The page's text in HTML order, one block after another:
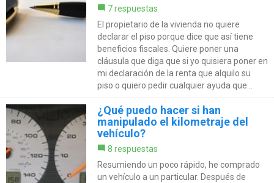
7 respuestas
El propietario de la vivienda no quiere
declarar el piso porque dice que así tiene
beneficios fiscales. Quiere poner una
cláusula que diga que si yo quisiera poner en
mi declaración de la renta que alquilo su
piso o quiero pedir cualquier ayuda que...
¿Qué puedo hacer si han
manipulado el kilometraje del
vehículo?
8 respuestas
Resumiendo un poco rápido, he comprado
un vehículo a un particular. Después de